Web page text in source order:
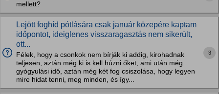
mellett?
Lejött foghíd pótlására csak január közepére kaptam
időpontot, ideiglenes visszaragasztás nem sikerült,
ott...
Félek, hogy a csonkok nem bírják ki addig, kirohadnak
teljesen, aztán még ki is kell húzni őket, ami után még
gyógyulási idő, aztán még két fog csiszolása, hogy legyen
mire hidat tenni, meg minden, és így...
3